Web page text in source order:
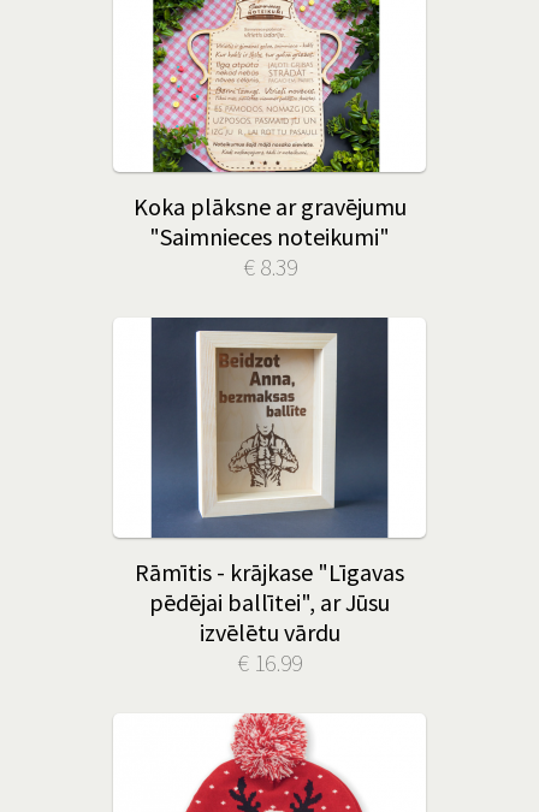
Koka plāksne ar gravējumu
"Saimnieces noteikumi"
€ 8.39
Rāmītis - krājkase "Līgavas
pēdējai ballītei", ar Jūsu
izvēlētu vārdu
€ 16.99